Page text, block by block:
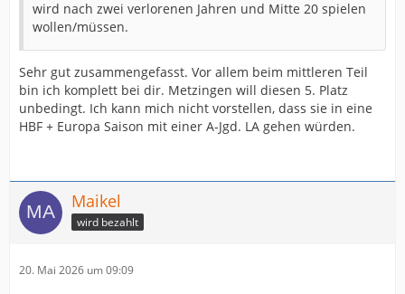
wird nach zwei verlorenen Jahren und Mitte 20 spielen
wollen/müssen.
Sehr gut zusammengefasst. Vor allem beim mittleren Teil
bin ich komplett bei dir. Metzingen will diesen 5. Platz
unbedingt. Ich kann mich nicht vorstellen, dass sie in eine
HBF + Europa Saison mit einer A-Jgd. LA gehen würden.
Maikel
wird bezahlt
20. Mai 2026 um 09:09